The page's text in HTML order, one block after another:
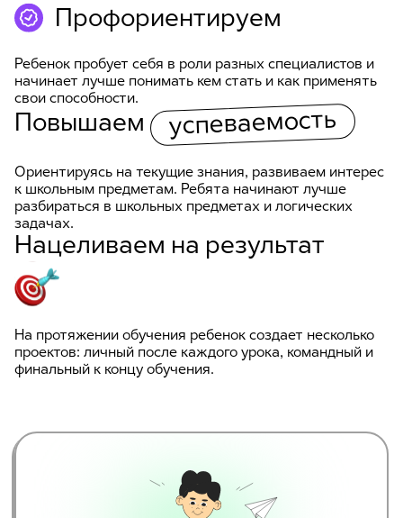
Профориентируем
Ребенок пробует себя в роли разных специалистов и
начинает лучше понимать кем стать и как применять
свои способности.
Повышаем успеваемость
Ориентируясь на текущие знания, развиваем интерес
к школьным предметам. Ребята начинают лучше
разбираться в школьных предметах и логических
задачах.
Нацеливаем на результат
На протяжении обучения ребенок создает несколько
проектов: личный после каждого урока, командный и
финальный к концу обучения.